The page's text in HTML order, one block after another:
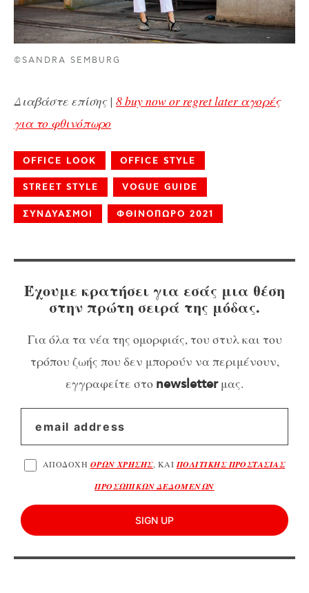
©SANDRA SEMBURG
Διαβάστε επίσης | 8 buy now or regret later αγορές
για το φθινόπωρο
OFFICE LOOK OFFICE STYLE
STREET STYLE VOGUE GUIDE
ΣΥΝΔΥΑΣΜΟΙ ΦΘΙΝΟΠΩΡΟ 2021
Έχουμε κρατήσει για εσάς μια θέση
στην πρώτη σειρά της μόδας.
Για όλα τα νέα της ομορφιάς, του στυλ και του
τρόπου ζωής που δεν μπορούν να περιμένουν,
εγγραφείτε στο newsletterμας.
ΑΠΟΔΟΧΗ ΟΡΩΝ ΧΡΗΣΗΣ, ΚΑΙΠΟΛΙΤΙΚΗΣ ΠΡΟΣΤΑΣΙΑΣ
ΠΡΟΣΩΠΙΚΩΝ ΔΕΔΟΜΕΝΩΝ
SIGN UP